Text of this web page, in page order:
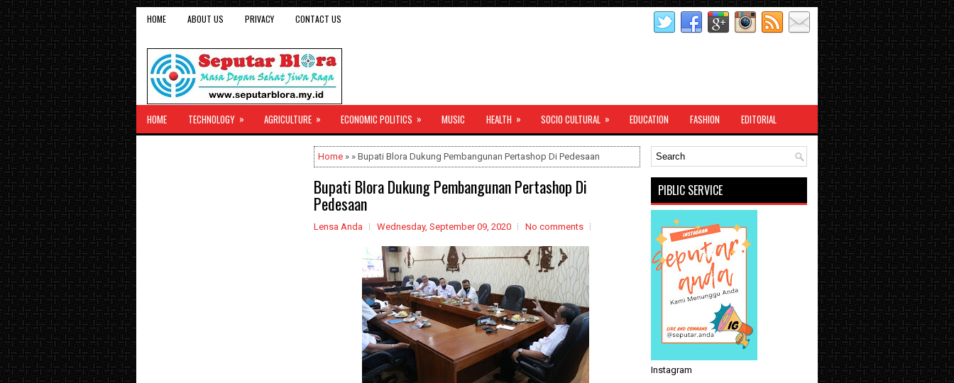
HOME ABOUT US PRIVACY CONTACT US
HOME TECHNOLOGY » AGRICULTURE » ECONOMIC POLITICS » MUSIC HEALTH » SOCIO CULTURAL » EDUCATION FASHION EDITORIAL
Home » » Bupati Blora Dukung Pembangunan Pertashop Di Pedesaan
Bupati Blora Dukung Pembangunan Pertashop Di
Pedesaan
Lensa Anda Wednesday, September 09, 2020 No comments
PIBLIC SERVICE
Instagram